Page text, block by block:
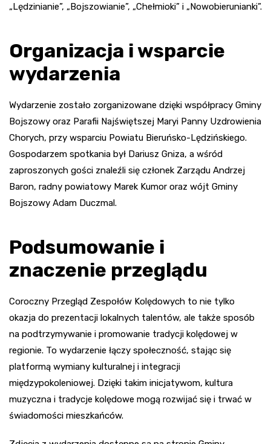
„Lędzinianie”, „Bojszowianie”, „Chełmioki” i „Nowobierunianki”.
Organizacja i wsparcie
wydarzenia
Wydarzenie zostało zorganizowane dzięki współpracy Gminy
Bojszowy oraz Parafii Najświętszej Maryi Panny Uzdrowienia
Chorych, przy wsparciu Powiatu Bieruńsko-Lędzińskiego.
Gospodarzem spotkania był Dariusz Gniza, a wśród
zaproszonych gości znaleźli się członek Zarządu Andrzej
Baron, radny powiatowy Marek Kumor oraz wójt Gminy
Bojszowy Adam Duczmal.
Podsumowanie i
znaczenie przeglądu
Coroczny Przegląd Zespołów Kolędowych to nie tylko
okazja do prezentacji lokalnych talentów, ale także sposób
na podtrzymywanie i promowanie tradycji kolędowej w
regionie. To wydarzenie łączy społeczność, stając się
platformą wymiany kulturalnej i integracji
międzypokoleniowej. Dzięki takim inicjatywom, kultura
muzyczna i tradycje kolędowe mogą rozwijać się i trwać w
świadomości mieszkańców.